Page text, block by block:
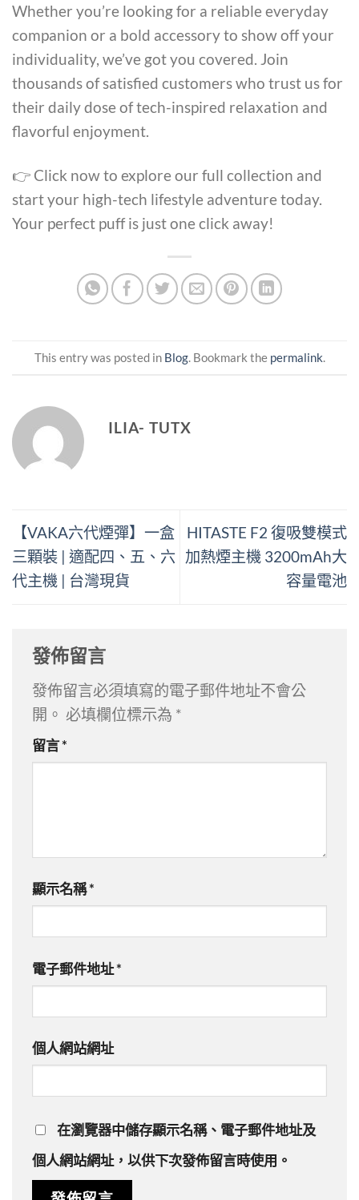
Whether you’re looking for a reliable everyday
companion or a bold accessory to show off your
individuality, we’ve got you covered. Join
thousands of satisfied customers who trust us for
their daily dose of tech-inspired relaxation and
flavorful enjoyment.
👉 Click now to explore our full collection and
start your high-tech lifestyle adventure today.
Your perfect puff is just one click away!
This entry was posted in Blog. Bookmark the permalink.
ILIA- TUTX
【VAKA六代煙彈】一盒
三顆裝 | 適配四、五、六
代主機 | 台灣現貨
HITASTE F2 復吸雙模式
加熱煙主機 3200mAh大
容量電池
發佈留言
發佈留言必須填寫的電子郵件地址不會公
開。 必填欄位標示為 *
留言*
顯示名稱*
電子郵件地址*
個人網站網址
在瀏覽器中儲存顯示名稱、電子郵件地址及
個人網站網址，以供下次發佈留言時使用。